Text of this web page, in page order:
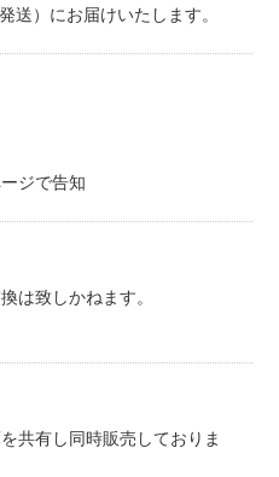
送）にお届けいたします。
ジで告知
は致しかねます。
共有し同時販売しておりま